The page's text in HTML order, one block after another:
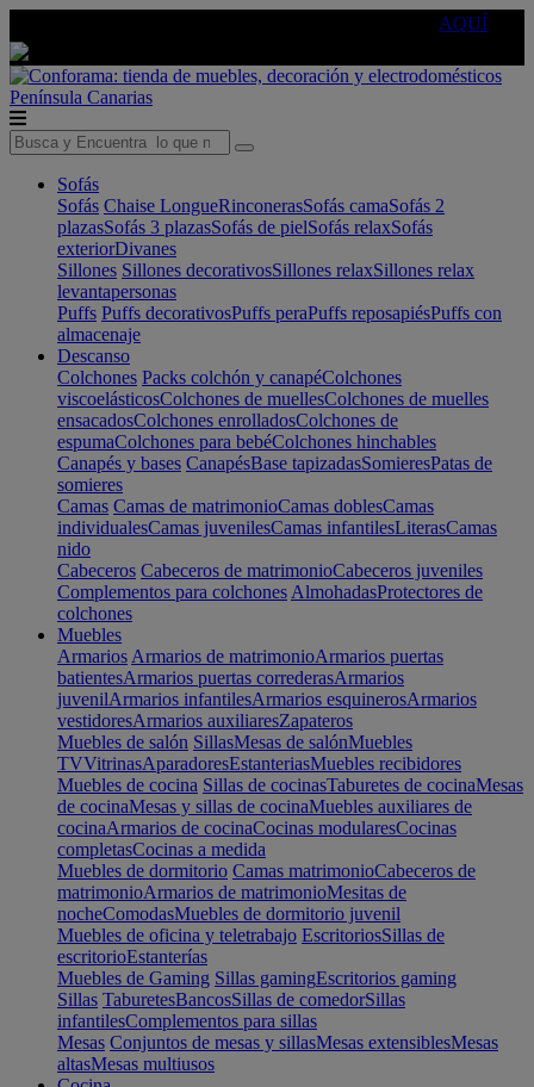
AQUÍ
Península Canarias
Sofás
Sofás Chaise LongueRinconerasSofás camaSofás 2
plazasSofás 3 plazasSofás de pielSofás relaxSofás
exteriorDivanes
Sillones Sillones decorativosSillones relaxSillones relax
levantapersonas
Puffs Puffs decorativosPuffs peraPuffs reposapiésPuffs con
almacenaje
Descanso
Colchones Packs colchón y canapéColchones
viscoelásticosColchones de muellesColchones de muelles
ensacadosColchones enrolladosColchones de
espumaColchones para bebéColchones hinchables
Canapés y bases CanapésBase tapizadasSomieresPatas de
somieres
Camas Camas de matrimonioCamas doblesCamas
individualesCamas juvenilesCamas infantilesLiterasCamas
nido
Cabeceros Cabeceros de matrimonioCabeceros juveniles
Complementos para colchones AlmohadasProtectores de
colchones
Muebles
Armarios Armarios de matrimonioArmarios puertas
batientesArmarios puertas correderasArmarios
juvenilArmarios infantilesArmarios esquinerosArmarios
vestidoresArmarios auxiliaresZapateros
Muebles de salón SillasMesas de salónMuebles
TVVitrinasAparadoresEstanteriasMuebles recibidores
Muebles de cocina Sillas de cocinasTaburetes de cocinaMesas
de cocinaMesas y sillas de cocinaMuebles auxiliares de
cocinaArmarios de cocinaCocinas modularesCocinas
completasCocinas a medida
Muebles de dormitorio Camas matrimonioCabeceros de
matrimonioArmarios de matrimonioMesitas de
nocheComodasMuebles de dormitorio juvenil
Muebles de oficina y teletrabajo EscritoriosSillas de
escritorioEstanterías
Muebles de Gaming Sillas gamingEscritorios gaming
Sillas TaburetesBancosSillas de comedorSillas
infantilesComplementos para sillas
Mesas Conjuntos de mesas y sillasMesas extensiblesMesas
altasMesas multiusos